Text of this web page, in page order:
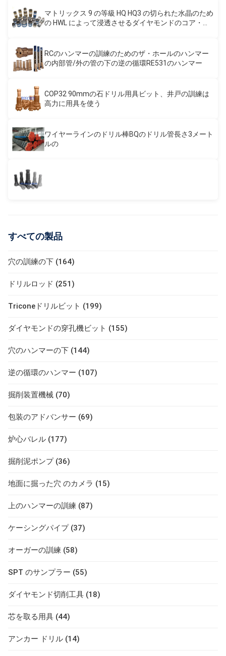
マトリックス 9 の等級 HQ HQ3 の切られた水晶のため
の HWL によって浸透させるダイヤモンドのコア・ビ
RCのハンマーの訓練のためのザ・ホールのハンマー
の内部管/外の管の下の逆の循環RE531のハンマー
COP32 90mmの石ドリル用具ビット、井戸の訓練は
高力に用具を使う
ワイヤーラインのドリル棒BQのドリル管長さ3メート
ルの
すべての製品
穴の訓練の下 (164)
ドリルロッド (251)
Triconeドリルビット (199)
ダイヤモンドの穿孔機ビット (155)
穴のハンマーの下 (144)
逆の循環のハンマー (107)
掘削装置機械 (70)
包装のアドバンサー (69)
炉心バレル (177)
掘削泥ポンプ (36)
地面に掘った穴 のカメラ (15)
上のハンマーの訓練 (87)
ケーシングパイプ (37)
オーガーの訓練 (58)
SPT のサンプラー (55)
ダイヤモンド切削工具 (18)
芯を取る用具 (44)
アンカー ドリル (14)